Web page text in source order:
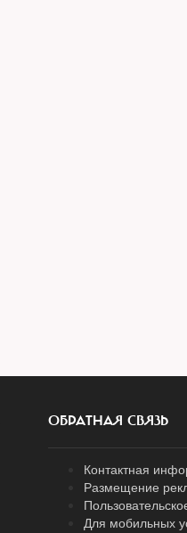
ОБРАТНАЯ СВЯЗЬ
Контактная
Размещение
Для мобильных